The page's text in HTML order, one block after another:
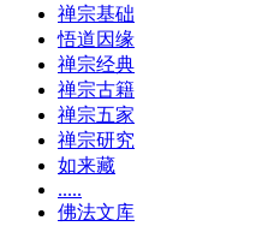
禅宗基础
悟道因缘
禅宗经典
禅宗古籍
禅宗五家
禅宗研究
如来藏
.....
佛法文库